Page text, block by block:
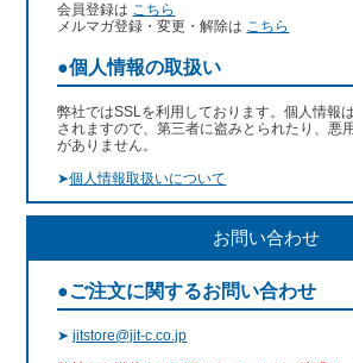
会員登録は こちら
メルマガ登録・変更・解除は こちら
●個人情報の取扱い
弊社ではSSLを利用しております。個人情報
されますので、第三者に盗みとられたり、悪
がありません。
➤個人情報取扱いについて
お問い合わせ
●ご注文に関するお問い合わせ
➤jitstore@jit-c.co.jp